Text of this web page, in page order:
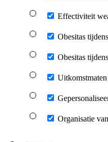
Effectiviteit
Obesitas
Obesitas
Organisatie